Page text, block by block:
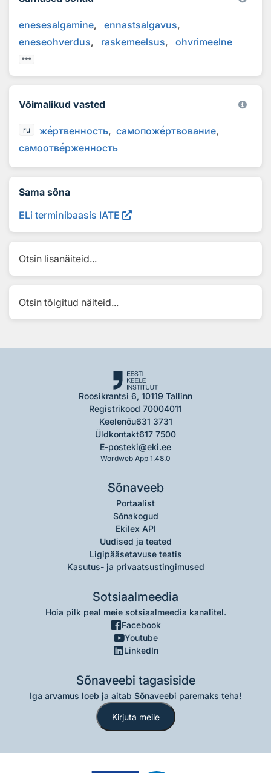
enesesalgamine
ennastsalgavus
eneseohverdus
raskemeelsus ohvrimeelne
Võimalikud vasted
ru жертвенность самопожертвование
самоотверженность
Sama sõna
ELi terminibaasis IATE
Otsin lisanäiteid...
Otsin tõlgitud näiteid...
Roosikrantsi 6, 10119 Tallinn
Registrikood 70004011
Keelenõu631 3731
Üldkontakt617 7500
E-posteki@eki.ee
Wordweb App 1.48.0
Sõnaveeb
Portaalist
Sõnakogud
Ekilex API
Uudised ja teated
Ligipääsetavuse teatis
Kasutus- ja privaatsustingimused
Sotsiaalmeedia
Hoia pilk peal meie sotsiaalmeedia kanalitel.
Facebook
Youtube
LinkedIn
Sõnaveebi tagasiside
Iga arvamus loeb ja aitab Sõnaveebi paremaks teha!
Kirjuta meile